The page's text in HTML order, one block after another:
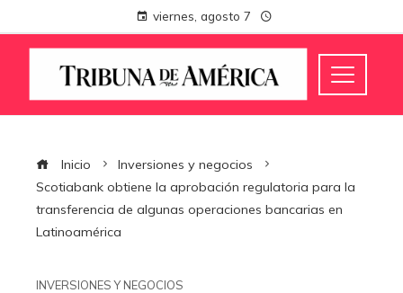
viernes, agosto 7
Inicio
Inversiones y negocios
Scotiabank obtiene la aprobación regulatoria para la
transferencia de algunas operaciones bancarias en
Latinoamérica
INVERSIONES Y NEGOCIOS